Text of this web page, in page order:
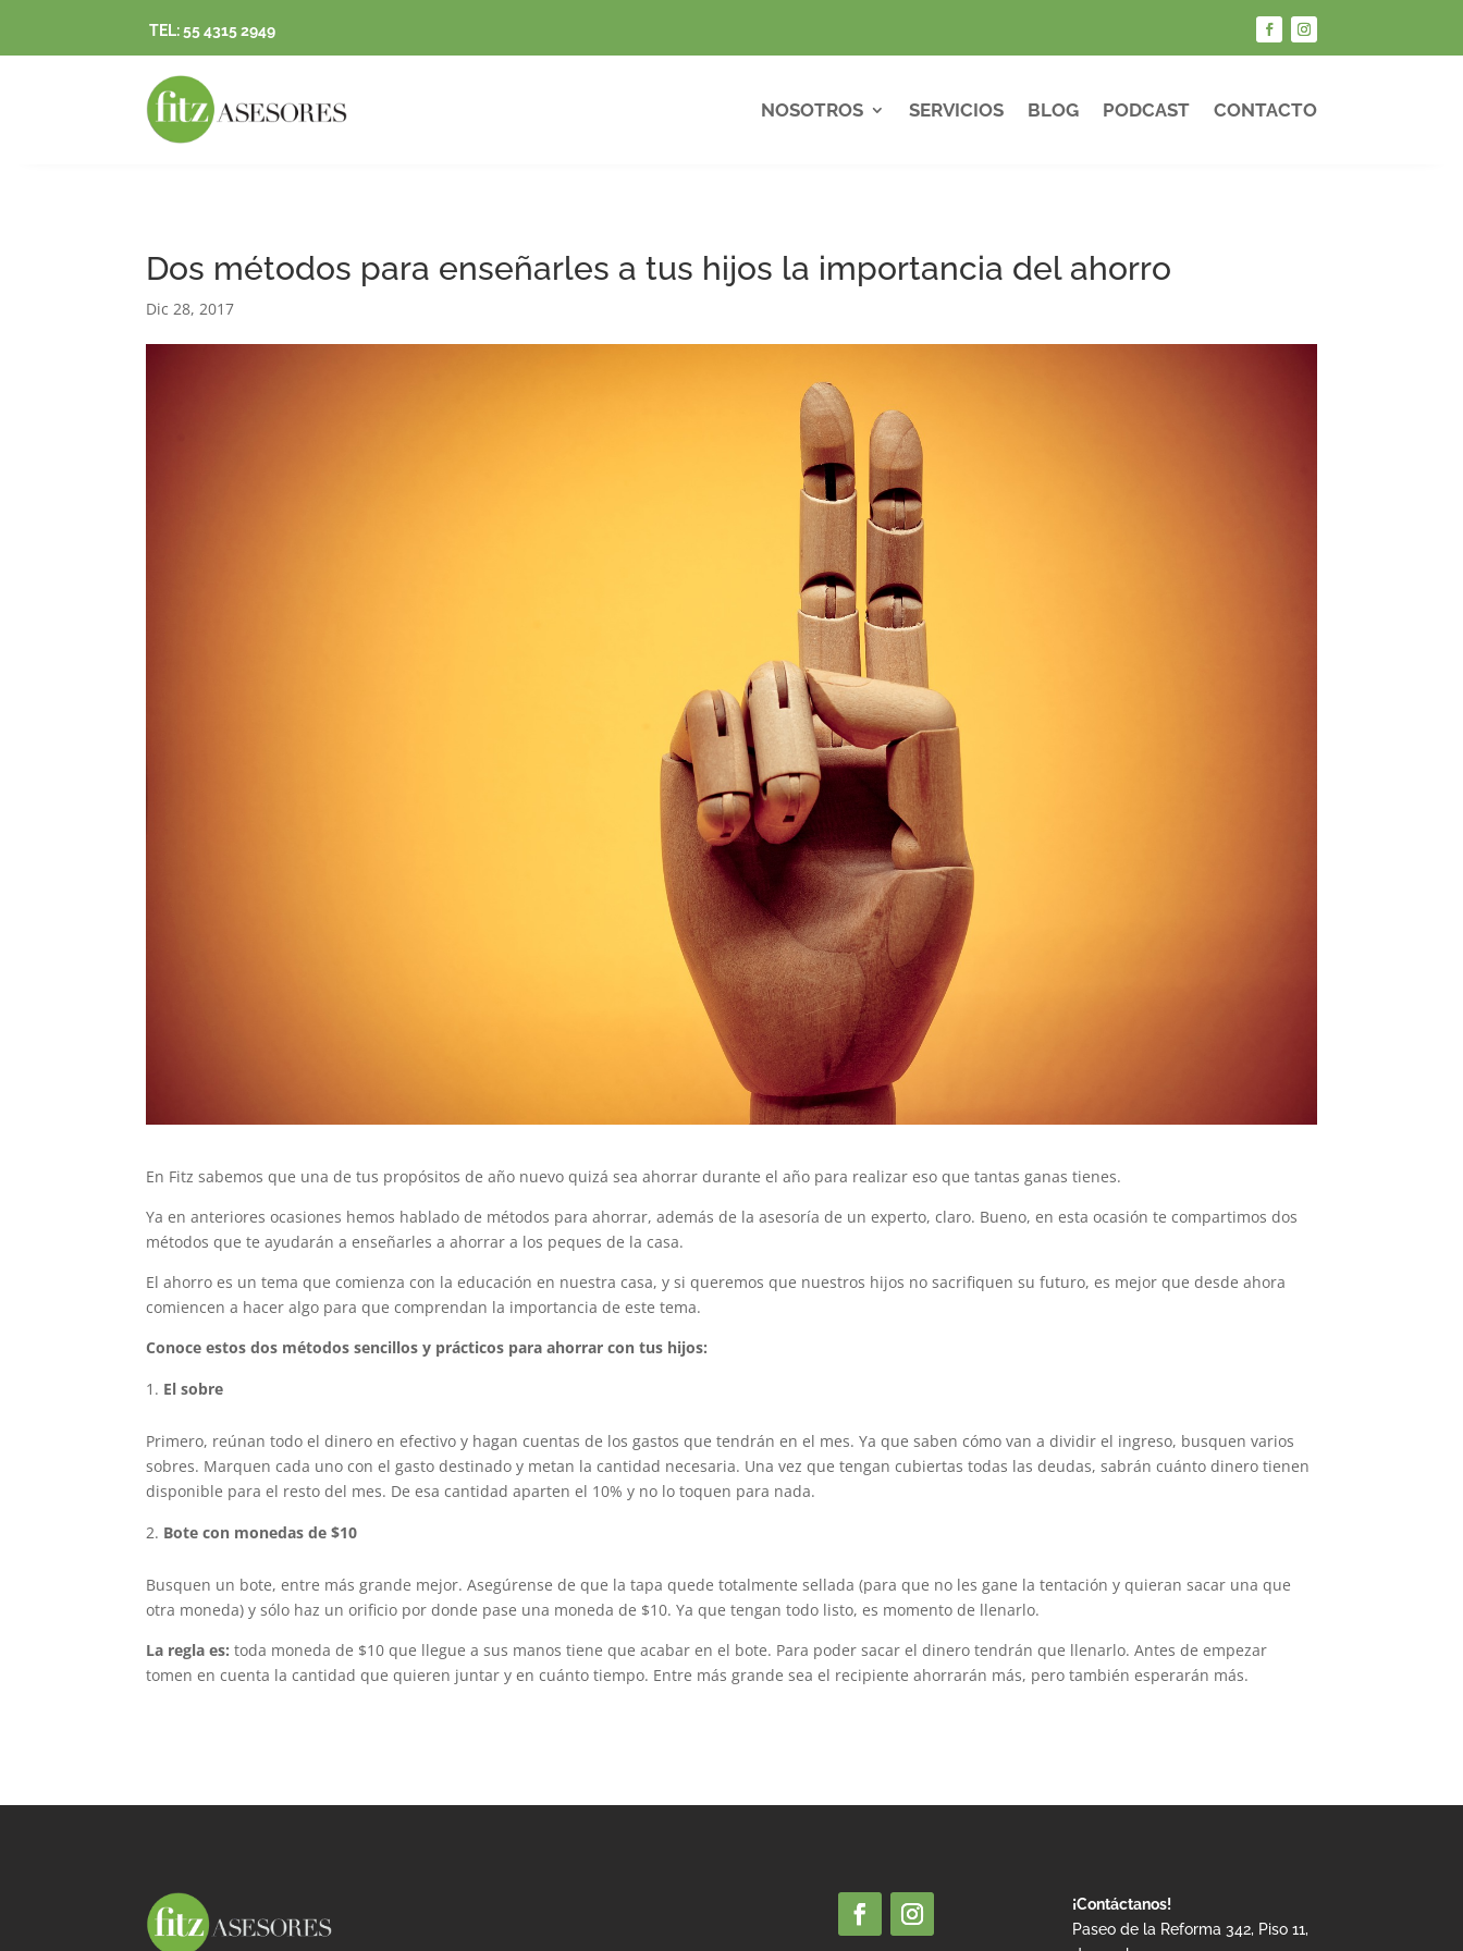
TEL: 55 4315 2949
NOSOTROS SERVICIOS BLOG PODCAST CONTACTO
Dos métodos para enseñarles a tus hijos la importancia del ahorro
Dic 28, 2017
En Fitz sabemos que una de tus propósitos de año nuevo quizá sea ahorrar durante el año para realizar eso que tantas ganas tienes.
Ya en anteriores ocasiones hemos hablado de métodos para ahorrar, además de la asesoría de un experto, claro. Bueno, en esta ocasión te compartimos dos
métodos que te ayudarán a enseñarles a ahorrar a los peques de la casa.
El ahorro es un tema que comienza con la educación en nuestra casa, y si queremos que nuestros hijos no sacrifiquen su futuro, es mejor que desde ahora
comiencen a hacer algo para que comprendan la importancia de este tema.
Conoce estos dos métodos sencillos y prácticos para ahorrar con tus hijos:
El sobre
Primero, reúnan todo el dinero en efectivo y hagan cuentas de los gastos que tendrán en el mes. Ya que saben cómo van a dividir el ingreso, busquen varios
sobres. Marquen cada uno con el gasto destinado y metan la cantidad necesaria. Una vez que tengan cubiertas todas las deudas, sabrán cuánto dinero tienen
disponible para el resto del mes. De esa cantidad aparten el 10% y no lo toquen para nada.
Bote con monedas de $10
Busquen un bote, entre más grande mejor. Asegúrense de que la tapa quede totalmente sellada (para que no les gane la tentación y quieran sacar una que
otra moneda) y sólo haz un orificio por donde pase una moneda de $10. Ya que tengan todo listo, es momento de llenarlo.
La regla es: toda moneda de $10 que llegue a sus manos tiene que acabar en el bote. Para poder sacar el dinero tendrán que llenarlo. Antes de empezar
tomen en cuenta la cantidad que quieren juntar y en cuánto tiempo. Entre más grande sea el recipiente ahorrarán más, pero también esperarán más.
¡Contáctanos!
Paseo de la Reforma 342, Piso 11,